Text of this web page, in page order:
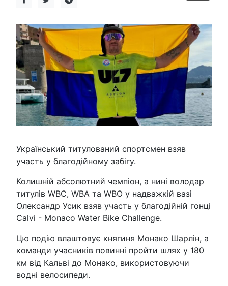
Український титулований спортсмен взяв
участь у благодійному забігу.
Колишній абсолютний чемпіон, а нині володар
титулів WBC, WBA та WBO у надважкій вазі
Олександр Усик взяв участь у благодійній гонці
Calvi - Monaco Water Bike Challenge.
Цю подію влаштовує княгиня Монако Шарлін, а
команди учасників повинні пройти шлях у 180
км від Кальві до Монако, використовуючи
водні велосипеди.